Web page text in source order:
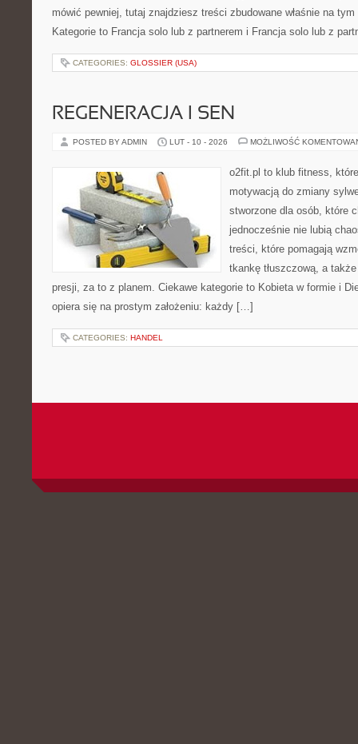
mówić pewniej, tutaj znajdziesz treści zbudowane właśnie na
Kategorie to Francja solo lub z partnerem i Francja solo lub z
CATEGORIES: GLOSSIER (USA)
REGENERACJA I SEN
POSTED BY ADMIN LUT - 10 - 2026 MOŻLIWOŚĆ
o2fit.pl to klub fitness,
motywacją do zmiany
stworzone dla osób, które
jednocześnie nie lubią
treści, które pomagają
tkankę tłuszczową, a
presji, za to z planem. Ciekawe kategorie to Kobieta w formie i
opiera się na prostym założeniu: każdy […]
CATEGORIES: HANDEL